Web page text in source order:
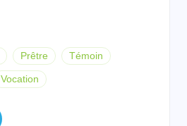
Prêtre Témoin
Vocation